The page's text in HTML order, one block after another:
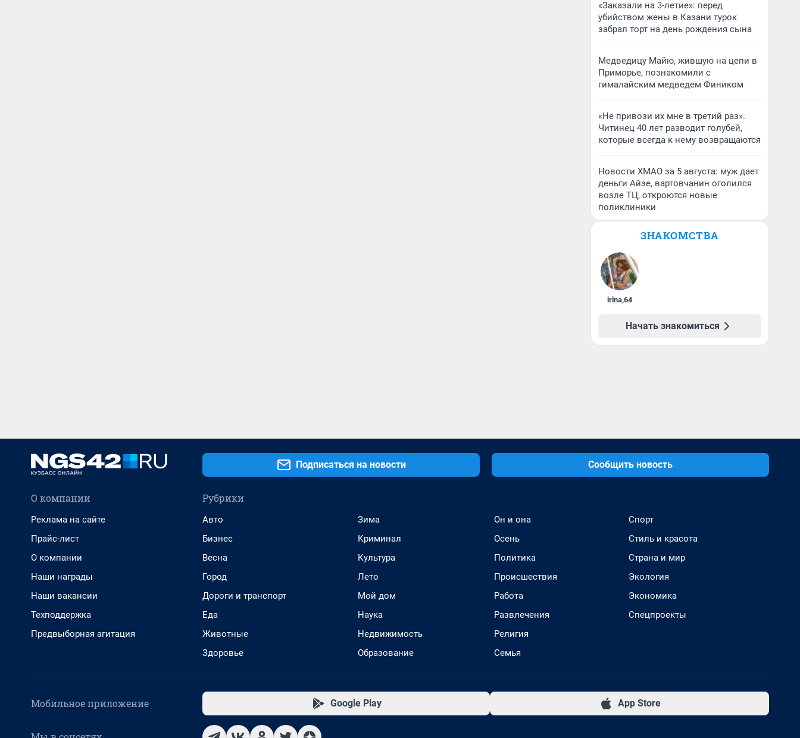
«Заказали на 3-летие»: перед
убийством жены в Казани турок
забрал торт на день рождения сына
Медведицу Майю, жившую на цепи в
Приморье, познакомили с
гималайским медведем Фиником
«Не привози их мне в третий раз».
Читинец 40 лет разводит голубей,
которые всегда к нему возвращаются
Новости ХМАО за 5 августа: муж дает
деньги Айзе, вартовчанин оголился
возле ТЦ, откроются новые
поликлиники
ЗНАКОМСТВА
irina,64
Начать знакомиться
Подписаться на новости Сообщить новость
О компании
Реклама на сайте
Прайс-лист
О компании
Наши награды
Наши вакансии
Техподдержка
Предвыборная агитация
Рубрики
Авто
Бизнес
Весна
Город
Дороги и транспорт
Еда
Животные
Здоровье
Зима
Криминал
Культура
Лето
Мой дом
Наука
Недвижимость
Образование
Он и она
Осень
Политика
Происшествия
Работа
Развлечения
Религия
Семья
Спорт
Стиль и красота
Страна и мир
Экология
Экономика
Спецпроекты
Мобильное приложение Google Play App Store